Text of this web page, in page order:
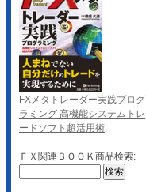
FXメタトレーダー実践プログ
ラミング 高機能システムトレ
ードソフト超活用術
ＦＸ関連ＢＯＯＫ商品検索: